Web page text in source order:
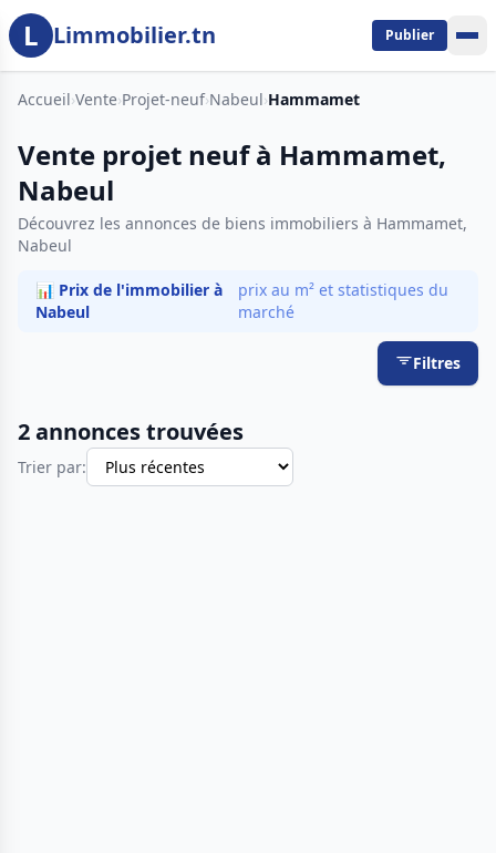
Aller au contenu principal
L Limmobilier.tn Publier
Accueil›Vente›Projet-neuf›Nabeul›Hammamet
Vente projet neuf à Hammamet,
Nabeul
Découvrez les annonces de biens immobiliers à Hammamet,
Nabeul
📊 Prix de l'immobilier à
Nabeul
prix au m² et statistiques du
marché
Filtres
2 annonces trouvées
Trier par: